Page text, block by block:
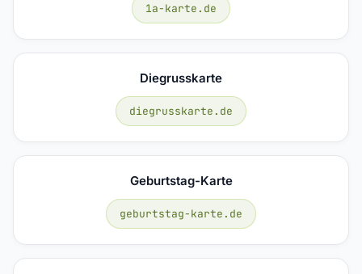
1a-karte.de
Diegrusskarte
diegrusskarte.de
Geburtstag-Karte
geburtstag-karte.de